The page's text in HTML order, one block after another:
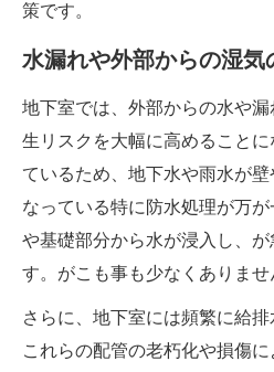
策です。
水漏れや外部からの湿気
地下室では、外部からの水や
生リスクを大幅に高めること
ているため、地下水や雨水が
なっている特に防水処理が万
や基礎部分から水が浸入し、
す。がこも事も少なくありませ
さらに、地下室には頻繁に給排
これらの配管の老朽化や損傷